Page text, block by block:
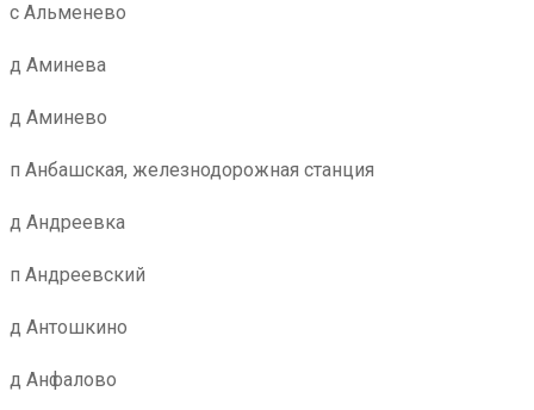
с Альменево
д Аминева
д Аминево
п Анбашская, железнодорожная станция
д Андреевка
п Андреевский
д Антошкино
д Анфалово